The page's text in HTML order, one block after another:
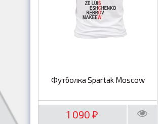
Футболка Spartak Moscow
1 090₽